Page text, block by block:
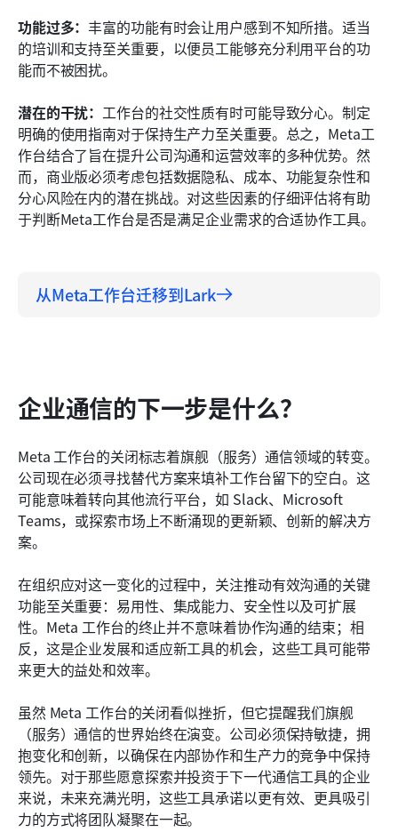
功能过多： 丰富的功能有时会让用户感到不知所措。适当
的培训和支持至关重要，以便员工能够充分利用平台的功
能而不被困扰。
潜在的干扰： 工作台的社交性质有时可能导致分心。制定
明确的使用指南对于保持生产力至关重要。总之，Meta工
作台结合了旨在提升公司沟通和运营效率的多种优势。然
而，商业版必须考虑包括数据隐私、成本、功能复杂性和
分心风险在内的潜在挑战。对这些因素的仔细评估将有助
于判断Meta工作台是否是满足企业需求的合适协作工具。
从Meta工作台迁移到Lark
企业通信的下一步是什么？
Meta 工作台的关闭标志着旗舰（服务）通信领域的转变。
公司现在必须寻找替代方案来填补工作台留下的空白。这
可能意味着转向其他流行平台，如 Slack、Microsoft
Teams，或探索市场上不断涌现的更新颖、创新的解决方
案。
在组织应对这一变化的过程中，关注推动有效沟通的关键
功能至关重要：易用性、集成能力、安全性以及可扩展
性。Meta 工作台的终止并不意味着协作沟通的结束；相
反，这是企业发展和适应新工具的机会，这些工具可能带
来更大的益处和效率。
虽然 Meta 工作台的关闭看似挫折，但它提醒我们旗舰
（服务）通信的世界始终在演变。公司必须保持敏捷，拥
抱变化和创新，以确保在内部协作和生产力的竞争中保持
领先。对于那些愿意探索并投资于下一代通信工具的企业
来说，未来充满光明，这些工具承诺以更有效、更具吸引
力的方式将团队凝聚在一起。